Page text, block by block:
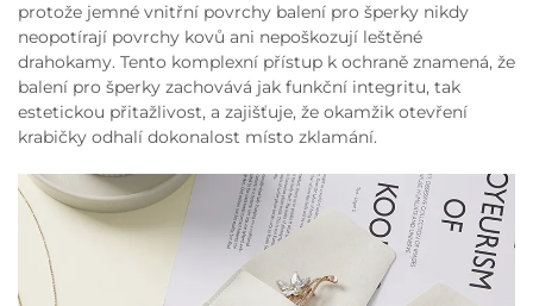
protože jemné vnitřní povrchy balení pro šperky nikdy
neopotírají povrchy kovů ani nepoškozují leštěné
drahokamy. Tento komplexní přístup k ochraně znamená, že
balení pro šperky zachovává jak funkční integritu, tak
estetickou přitažlivost, a zajišťuje, že okamžik otevření
krabičky odhalí dokonalost místo zklamání.